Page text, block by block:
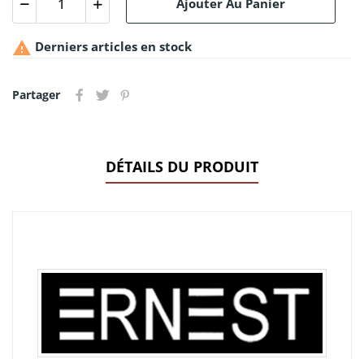
Ajouter Au Panier
 Derniers articles en stock
Partager
DÉTAILS DU PRODUIT